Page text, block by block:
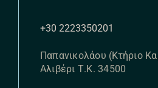
+30 2223350201
Παπανικολάου (Κτήριο
Αλιβέρι Τ.Κ. 34500